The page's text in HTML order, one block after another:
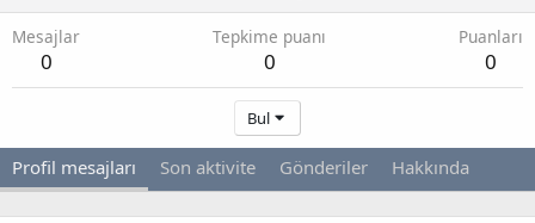
Mesajlar
0
Tepkime puanı
0
Puanları
0
Bul
Profil mesajları Son aktivite Gönderiler Hakkında